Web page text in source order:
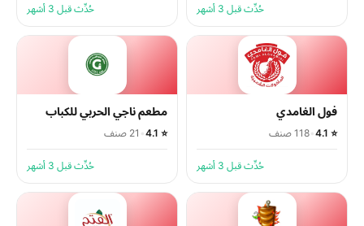
حُدِّث قبل 3 أشهر حُدِّث قبل 3 أشهر
فول الغامدي
⭐ 4.1 118 صنف
حُدِّث قبل 3 أشهر
مطعم ناجي الحربي للكباب
⭐ 4.1 21 صنف
حُدِّث قبل 3 أشهر